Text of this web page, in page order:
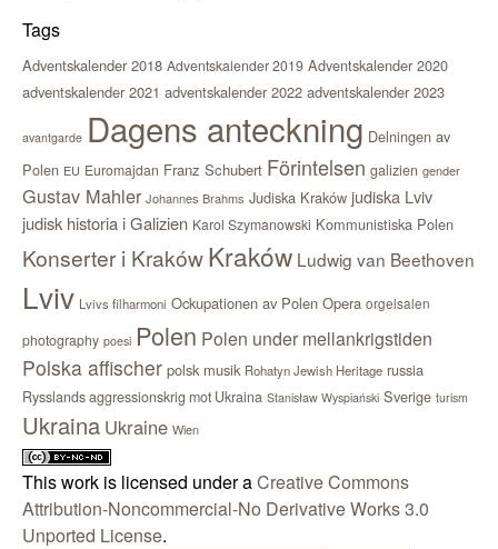
Tags
Adventskalender 2018 Adventskalender 2019 Adventskalender 2020
adventskalender 2021 adventskalender 2022 adventskalender 2023
avantgarde Dagens anteckning Delningen av
Polen EU Euromajdan Franz Schubert Förintelsen galizien gender
Gustav Mahler Johannes Brahms Judiska Kraków judiska Lviv
judisk historia i Galizien Karol Szymanowski Kommunistiska Polen
Konserter i KrakówKraków Ludwig van Beethoven
Lviv Lvivs filharmoni Ockupationen av Polen Opera orgelsalen
photography poesi Polen Polen under mellankrigstiden
Polska affischer polsk musik Rohatyn Jewish Heritage russia
Rysslands aggressionskrig mot Ukraina Stanisław Wyspiański Sverige turism
Ukraina Ukraine Wien
This work is licensed under aCreative Commons
Attribution-Noncommercial-No Derivative Works 3.0
Unported License.